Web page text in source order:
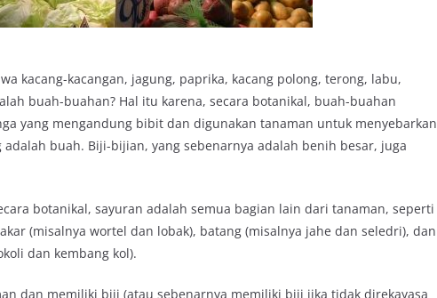
kacang-kacangan, jagung, paprika, kacang polong, terong, labu,
buah-buahan? Hal itu karena, secara botanikal, buah-buahan
yang mengandung bibit dan digunakan tanaman untuk menyebarkan
buah. Biji-bijian, yang sebenarnya adalah benih besar, juga
botanikal, sayuran adalah semua bagian lain dari tanaman, seperti
(misalnya wortel dan lobak), batang (misalnya jahe dan seledri), dan
dan kembang kol).
dan memiliki biji (atau sebenarnya memiliki biji jika tidak direkayasa